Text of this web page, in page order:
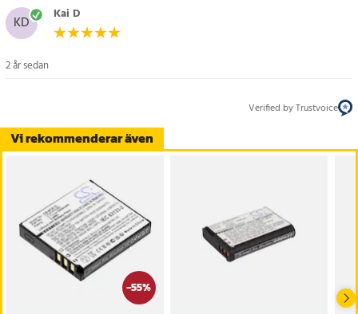
ER230K
ER2301
ER-2301
ER161
ER1511
ER389
ERDGP72
ERHGP72
ER-1511
ER-1611
Vi rekommenderar även
-55%
KD Kai D
2 år sedan
Verified by Trustvoice